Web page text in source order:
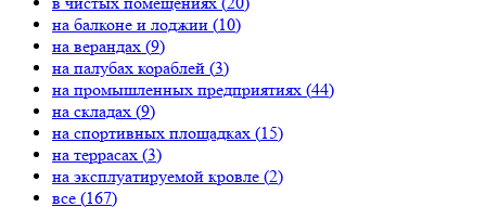
на балконе и лоджии (10)
на верандах (9)
на палубах кораблей (3)
на промышленных предприятиях (44)
на складах (9)
на спортивных площадках (15)
на террасах (3)
на эксплуатируемой кровле (2)
все (167)